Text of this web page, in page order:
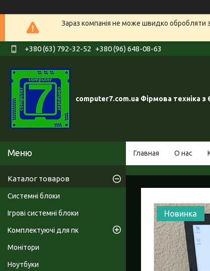
Зараз компанія не може швидко обробляти
+380 (63) 792-32-52 +380 (96) 648-08-63
computer7.com.ua Фірмова техніка з
Главная О нас
Новинка
Каталог товаров
Системні блоки
Ігрові системні блоки
Комплектуючі для пк
Монітори
Ноутбуки